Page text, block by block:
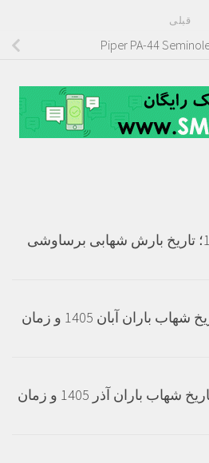
قبلی
بارش شهابی مرداد 1405؛ تاریخ بارش شهابی برساوشی
بارش شهابی اسدی ؛ تاریخ شهاب باران آبان 1405 و زمان
بارش شهابی جوزایی ؛ تاریخ شهاب باران آذر 1405 و زمان